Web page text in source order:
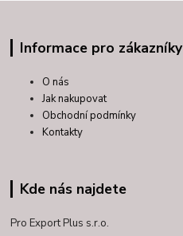
Informace pro zákazníky
O nás
Jak nakupovat
Obchodní podmínky
Kontakty
Kde nás najdete
Pro Export Plus s.r.o.